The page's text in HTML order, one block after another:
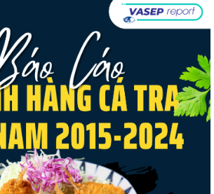
Nghị quyết 20-NQ/TW: Định hướng phát
triển thủy sản trong...
Thuế Mục 301 và bài toán thích ứng của
tôm Việt tại thị...
Nguồn cung giảm, giá cá rô phi Trung Quốc
tiếp tục tăng